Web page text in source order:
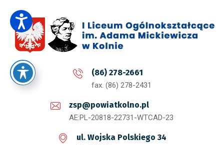
(86) 278-2661
fax. (86) 278-2431
zsp@powiatkolno.pl
AE:PL-20818-22731-WTCAD-23
ul. Wojska Polskiego 34